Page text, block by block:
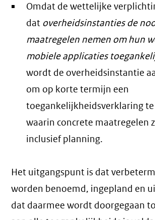
Omdat de wettelijke
dat overheidsinstanties de
maatregelen nemen om hun
mobiele applicaties
wordt de overheidsinstantie
om op korte termijn een
toegankelijkheidsverklaring
waarin concrete maatregelen
inclusief planning.
Het uitgangspunt is dat
worden benoemd, ingepland en
dat daarmee wordt doorgegaan